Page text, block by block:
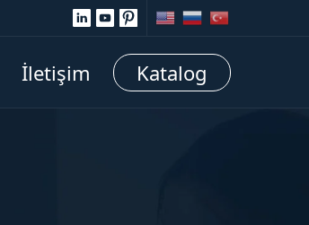
İletişim Katalog